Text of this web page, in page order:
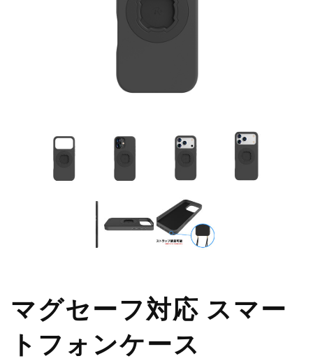
マグセーフ対応 スマー
トフォンケース